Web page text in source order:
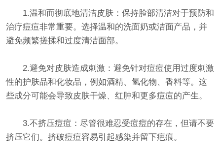
1.温和而彻底地清洁皮肤：保持脸部清洁对于预防和
治疗痘痘非常重要。选择温和的洗面奶或洁面产品，并
避免频繁搓揉和过度清洁面部。
2.避免对皮肤造成刺激：避免针对痘痘使用过度刺激
性的护肤品和化妆品，例如酒精、氢化物、香料等。这
些成分可能会导致皮肤干燥、红肿和更多痘痘的产生。
3.不挤压痘痘：尽管很难忍受痘痘的存在，但请不要
挤压它们。挤破痘痘容易引起感染并留下疤痕。